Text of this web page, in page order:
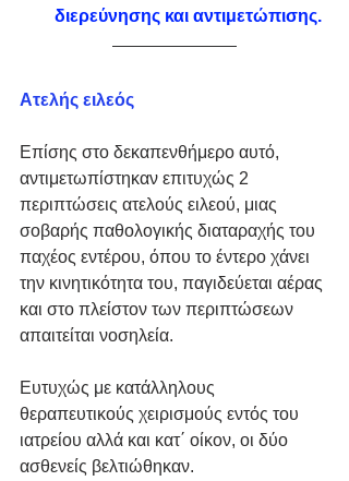
διερεύνησης και αντιμετώπισης.
Ατελής ειλεός
Επίσης στο δεκαπενθήμερο αυτό,
αντιμετωπίστηκαν επιτυχώς 2
περιπτώσεις ατελούς ειλεού, μιας
σοβαρής παθολογικής διαταραχής του
παχέος εντέρου, όπου το έντερο χάνει
την κινητικότητα του, παγιδεύεται αέρας
και στο πλείστον των περιπτώσεων
απαιτείται νοσηλεία.
Ευτυχώς με κατάλληλους
θεραπευτικούς χειρισμούς εντός του
ιατρείου αλλά και κατ΄ οίκον, οι δύο
ασθενείς βελτιώθηκαν.